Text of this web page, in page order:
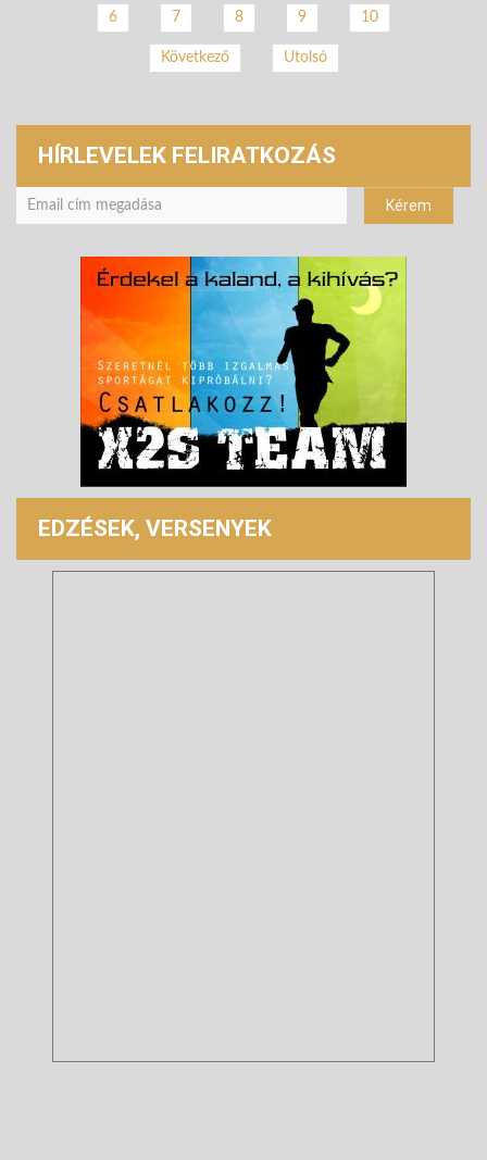
6 7 8 9 10
Következő Utolsó
HÍRLEVELEK FELIRATKOZÁS
EDZÉSEK, VERSENYEK